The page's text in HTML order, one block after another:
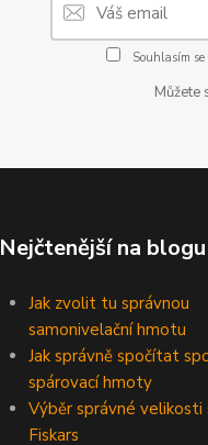
Souhlasím se
Můžete
Nejčtenější na blogu
Jak zvolit tu správnou
samonivelační hmotu
Jak správně spočítat
spárovací hmoty
Výběr správné velikosti
Fiskars